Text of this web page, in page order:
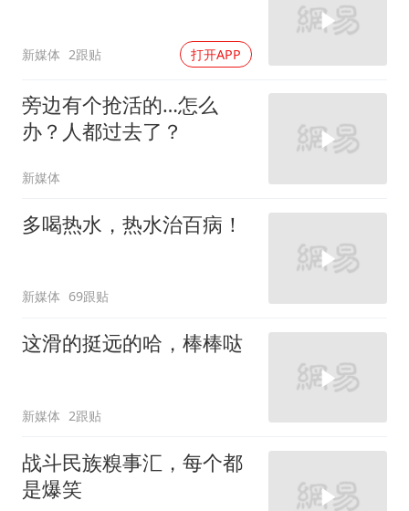
新媒体 2跟贴 打开APP
旁边有个抢活的…怎么
办？人都过去了？
新媒体
多喝热水，热水治百病！
新媒体 69跟贴
这滑的挺远的哈，棒棒哒
新媒体 2跟贴
战斗民族糗事汇，每个都
是爆笑